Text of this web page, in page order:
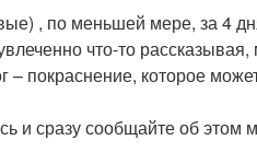
, по меньшей мере, за 4
что-то рассказывая,
покраснение, которое
и сразу сообщайте об этом